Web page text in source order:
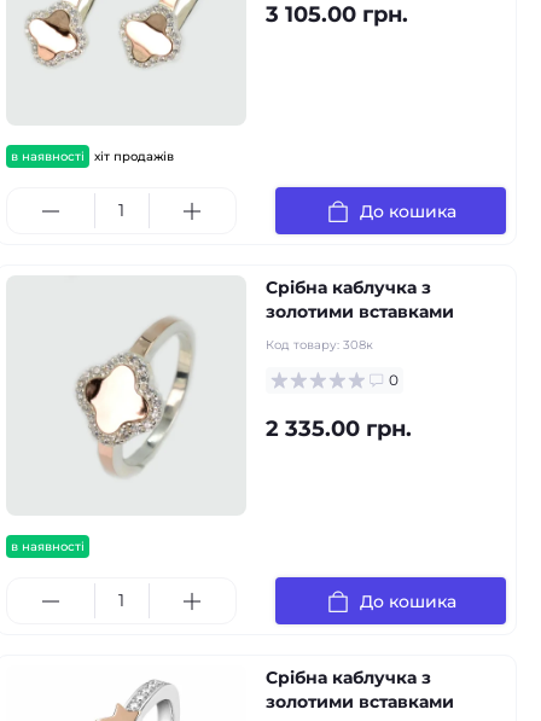
в наявності хіт продажів
3 105.00 грн.
До кошика
в наявності
Срібна каблучка з
золотими вставками
Код товару: 308к
0
2 335.00 грн.
До кошика
Срібна каблучка з
золотими вставками